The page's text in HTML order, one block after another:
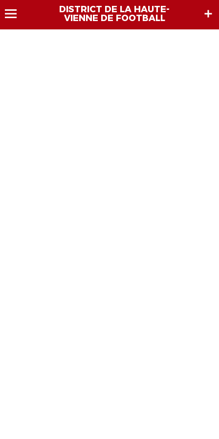
DISTRICT DE LA HAUTE-
VIENNE DE FOOTBALL